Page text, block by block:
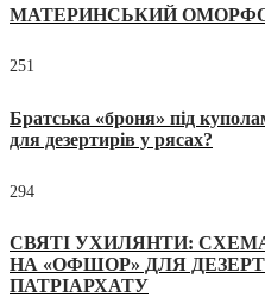
МАТЕРИНСЬКИЙ
251
Братська «броня» під
для дезертирів у рясах?
294
СВЯТІ УХИЛЯНТИ:
НА «ОФШОР» ДЛЯ
ПАТРІАРХАТУ